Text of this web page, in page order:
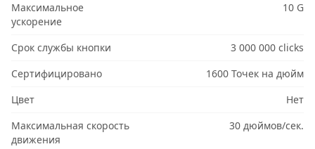
Максимальное
ускорение
10 G
Срок службы кнопки
3 000 000 clicks
Сертифицировано
1600 Точек на дюйм
Цвет
Нет
Максимальная скорость
движения
30 дюймов/сек.